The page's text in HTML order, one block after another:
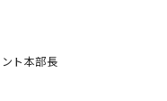
ト本部長